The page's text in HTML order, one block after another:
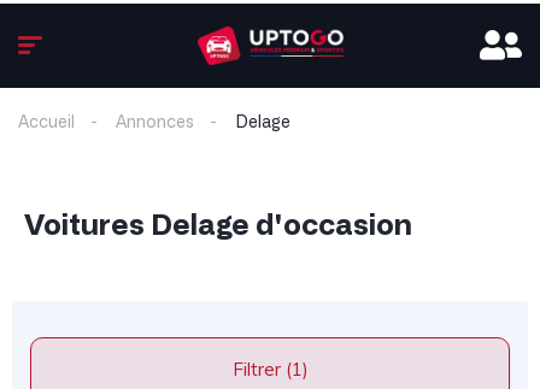
Accueil Annonces Delage
Voitures Delage d'occasion
Filtrer (1)